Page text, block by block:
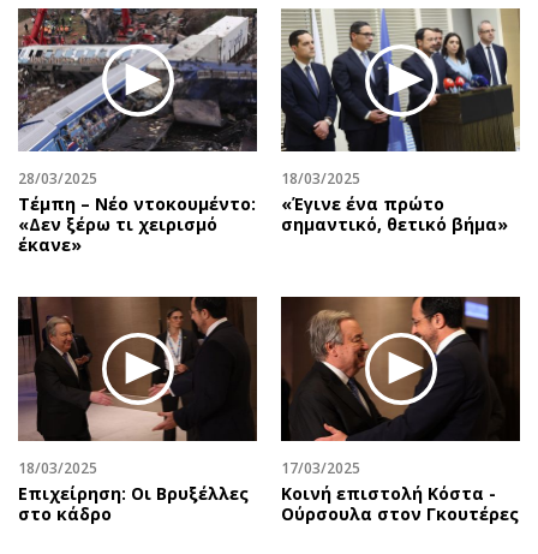
28/03/2025
Τέμπη – Νέο ντοκουμέντο:
«Δεν ξέρω τι χειρισμό
έκανε»
18/03/2025
«Έγινε ένα πρώτο
σημαντικό, θετικό βήμα»
18/03/2025
Επιχείρηση: Oι Βρυξέλλες
στο κάδρο
17/03/2025
Κοινή επιστολή Κόστα -
Ούρσουλα στον Γκουτέρες